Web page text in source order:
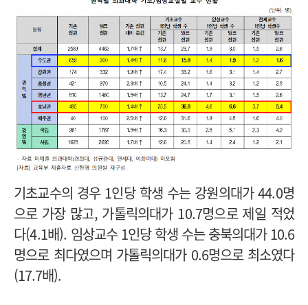
기초교수의 경우 1인당 학생 수는 강원의대가 44.0명
으로 가장 많고, 가톨릭의대가 10.7명으로 제일 적었
다(4.1배). 임상교수 1인당 학생 수는 충북의대가 10.6
명으로 최다였으며 가톨릭의대가 0.6명으로 최소였다
(17.7배).